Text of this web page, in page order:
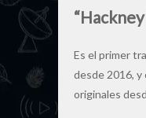
Es el primer
desde 2016, y
originales